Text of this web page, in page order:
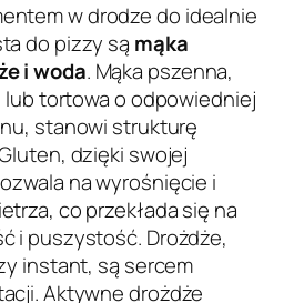
w drodze do idealnie
do pizzy są mąka
i woda. Mąka pszenna,
tortowa o odpowiedniej
stanowi strukturę
dzięki swojej
na wyrośnięcie i
co przekłada się na
i puszystość. Drożdże,
instant, są sercem
Aktywne drożdże